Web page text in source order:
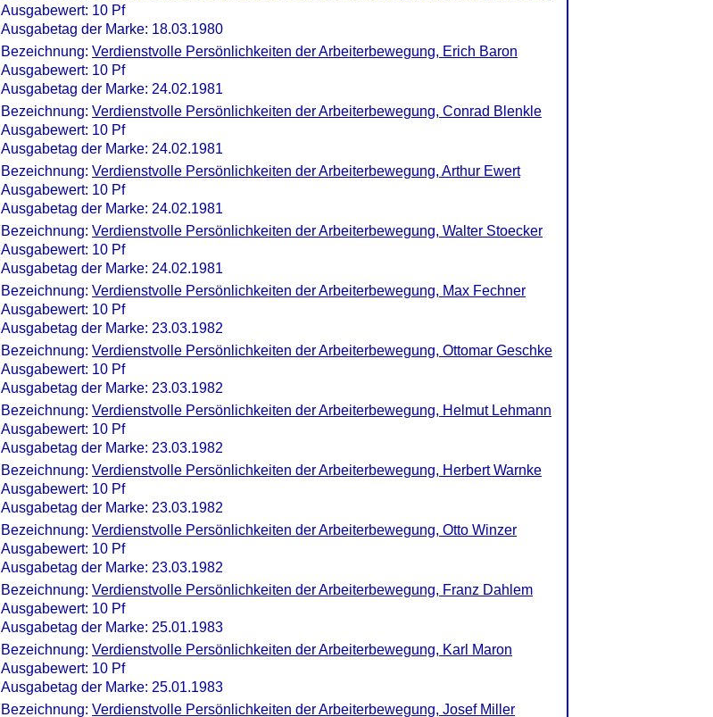
Ausgabewert: 10 Pf
Ausgabetag der Marke: 18.03.1980
Bezeichnung: Verdienstvolle Persönlichkeiten der Arbeiterbewegung, Erich Baron
Ausgabewert: 10 Pf
Ausgabetag der Marke: 24.02.1981
Bezeichnung: Verdienstvolle Persönlichkeiten der Arbeiterbewegung, Conrad Blenkle
Ausgabewert: 10 Pf
Ausgabetag der Marke: 24.02.1981
Bezeichnung: Verdienstvolle Persönlichkeiten der Arbeiterbewegung, Arthur Ewert
Ausgabewert: 10 Pf
Ausgabetag der Marke: 24.02.1981
Bezeichnung: Verdienstvolle Persönlichkeiten der Arbeiterbewegung, Walter Stoecker
Ausgabewert: 10 Pf
Ausgabetag der Marke: 24.02.1981
Bezeichnung: Verdienstvolle Persönlichkeiten der Arbeiterbewegung, Max Fechner
Ausgabewert: 10 Pf
Ausgabetag der Marke: 23.03.1982
Bezeichnung: Verdienstvolle Persönlichkeiten der Arbeiterbewegung, Ottomar Geschke
Ausgabewert: 10 Pf
Ausgabetag der Marke: 23.03.1982
Bezeichnung: Verdienstvolle Persönlichkeiten der Arbeiterbewegung, Helmut Lehmann
Ausgabewert: 10 Pf
Ausgabetag der Marke: 23.03.1982
Bezeichnung: Verdienstvolle Persönlichkeiten der Arbeiterbewegung, Herbert Warnke
Ausgabewert: 10 Pf
Ausgabetag der Marke: 23.03.1982
Bezeichnung: Verdienstvolle Persönlichkeiten der Arbeiterbewegung, Otto Winzer
Ausgabewert: 10 Pf
Ausgabetag der Marke: 23.03.1982
Bezeichnung: Verdienstvolle Persönlichkeiten der Arbeiterbewegung, Franz Dahlem
Ausgabewert: 10 Pf
Ausgabetag der Marke: 25.01.1983
Bezeichnung: Verdienstvolle Persönlichkeiten der Arbeiterbewegung, Karl Maron
Ausgabewert: 10 Pf
Ausgabetag der Marke: 25.01.1983
Bezeichnung: Verdienstvolle Persönlichkeiten der Arbeiterbewegung, Josef Miller